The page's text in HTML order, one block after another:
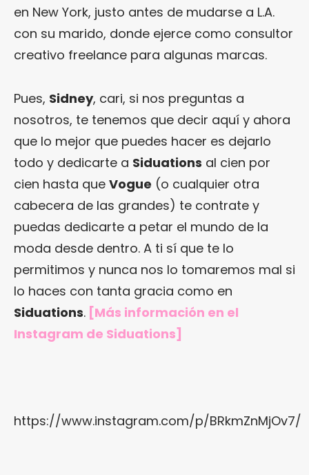
en New York, justo antes de mudarse a L.A.
con su marido, donde ejerce como consultor
creativo freelance para algunas marcas.
Pues, Sidney, cari, si nos preguntas a
nosotros, te tenemos que decir aquí y ahora
que lo mejor que puedes hacer es dejarlo
todo y dedicarte a Siduations al cien por
cien hasta que Vogue (o cualquier otra
cabecera de las grandes) te contrate y
puedas dedicarte a petar el mundo de la
moda desde dentro. A ti sí que te lo
permitimos y nunca nos lo tomaremos mal si
lo haces con tanta gracia como en
Siduations. [Más información en el
Instagram de Siduations]
https://www.instagram.com/p/BRkmZnMjOv7/